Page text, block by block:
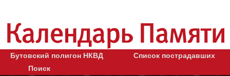
Бутовский полигон НКВД
Список пострадавших
Поиск